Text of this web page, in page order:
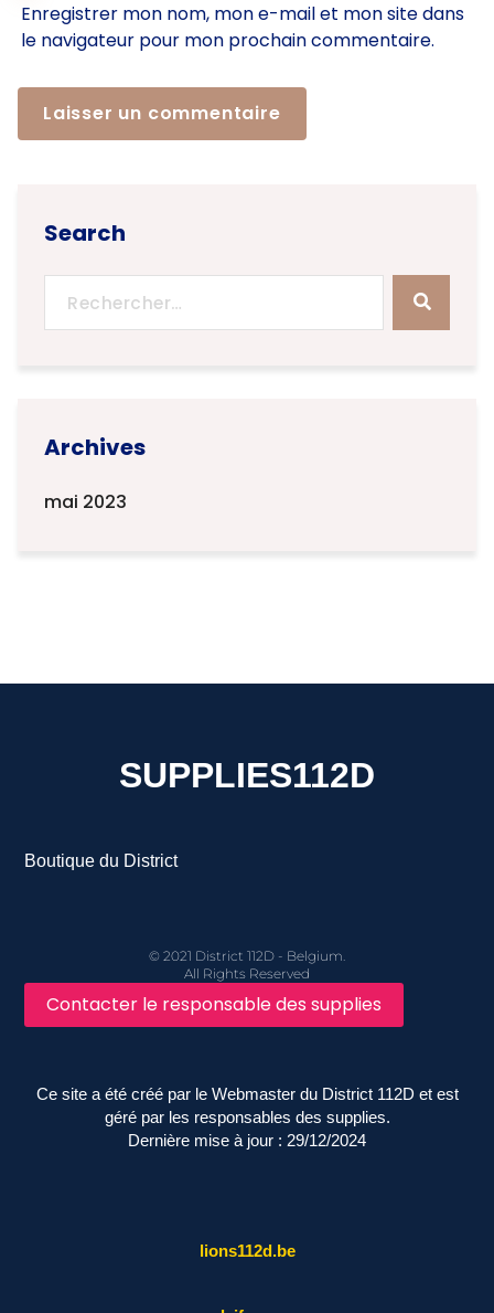
Enregistrer mon nom, mon e-mail et mon site dans
le navigateur pour mon prochain commentaire.
Search
Archives
mai 2023
SUPPLIES112D
Boutique du District
© 2021 District 112D - Belgium.
All Rights Reserved
Contacter le responsable des supplies
Ce site a été créé par le Webmaster du District 112D et est
géré par les responsables des supplies.
Dernière mise à jour : 29/12/2024
lions112d.be